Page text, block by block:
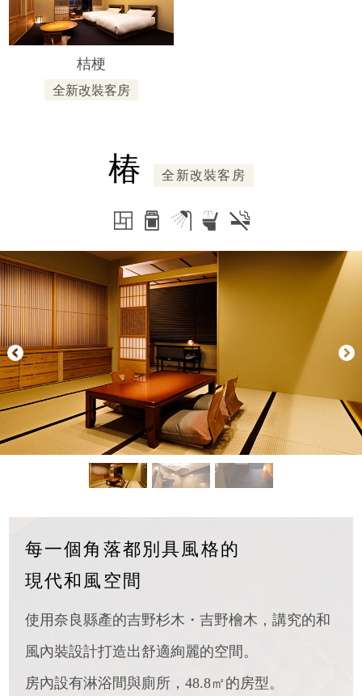
桔梗
全新改裝客房
椿 全新改裝客房
每一個角落都別具風格的
現代和風空間
使用奈良縣產的吉野杉木・吉野檜木，講究的和
風內裝設計打造出舒適絢麗的空間。
房內設有淋浴間與廁所，48.8㎡的房型。